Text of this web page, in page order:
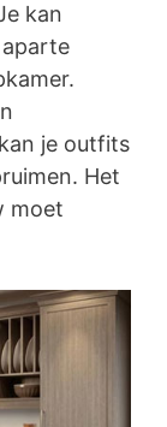
kan
je outfits
Het
moet